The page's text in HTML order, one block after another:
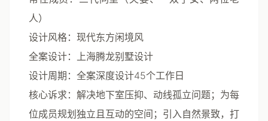
人）
设计风格：现代东方闲境风
全案设计：上海腾龙别墅设计
设计周期 ：全案深度设计45个工作日
核心诉求：解决地下室压抑、动线孤立问题；为每
位成员规划独立且互动的空间；引入自然景致，打